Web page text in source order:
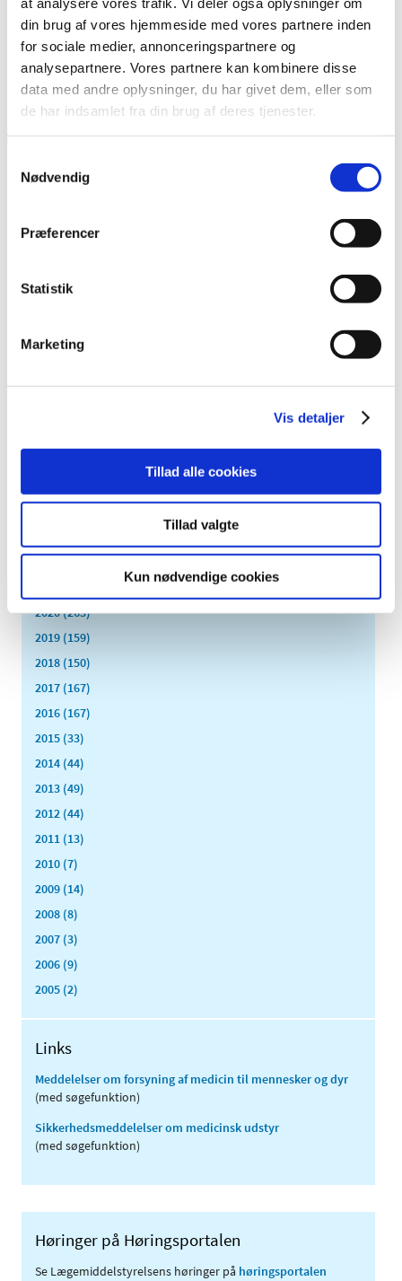
din brug af vores hjemmeside med vores partnere inden
for sociale medier, annonceringspartnere og
analysepartnere. Vores partnere kan kombinere disse
data med andre oplysninger, du har givet dem, eller som
de har indsamlet fra din brug af deres tjenester.
Nødvendig
Præferencer
Statistik
Marketing
Vis detaljer
Tillad alle cookies
Tillad valgte
Kun nødvendige cookies
|3. februar 2025|
Bevillingen til at drive Rønne Apotek er ledig pr. 1.
oktober 2025. Rønne Apotek er beliggende i…
2026 (84)
december (10)
juli (11)
2020 (263)
2019 (159)
2018 (150)
2017 (167)
2016 (167)
2015 (33)
2014 (44)
2013 (49)
2012 (44)
2011 (13)
2010 (7)
2009 (14)
2008 (8)
2007 (3)
2006 (9)
2005 (2)
Links
Meddelelser om forsyning af medicin til mennesker og dyr
(med søgefunktion)
Sikkerhedsmeddelelser om medicinsk udstyr
(med søgefunktion)
Høringer på Høringsportalen
Se Lægemiddelstyrelsens høringer på høringsportalen